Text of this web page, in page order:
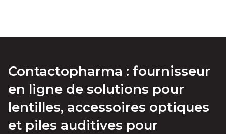
Contactopharma : fournisseur
en ligne de solutions pour
lentilles, accessoires optiques
et piles auditives pour